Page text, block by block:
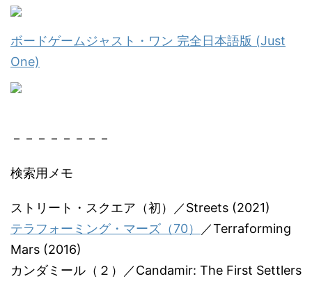
ボードゲームジャスト・ワン 完全日本語版 (Just
One)
－－－－－－－－
検索用メモ
ストリート・スクエア（初）／Streets (2021)
テラフォーミング・マーズ（70）
／Terraforming
Mars (2016)
カンダミール（２）／Candamir: The First Settlers